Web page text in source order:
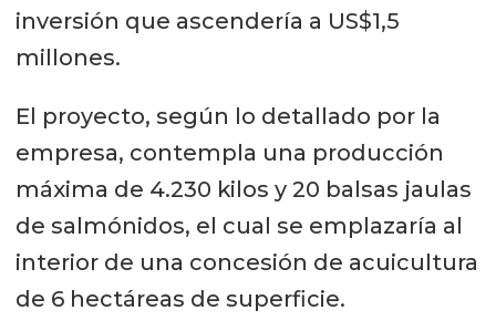
inversión que ascendería a US$1,5
millones.
El proyecto, según lo detallado por la
empresa, contempla una producción
máxima de 4.230 kilos y 20 balsas jaulas
de salmónidos, el cual se emplazaría al
interior de una concesión de acuicultura
de 6 hectáreas de superficie.